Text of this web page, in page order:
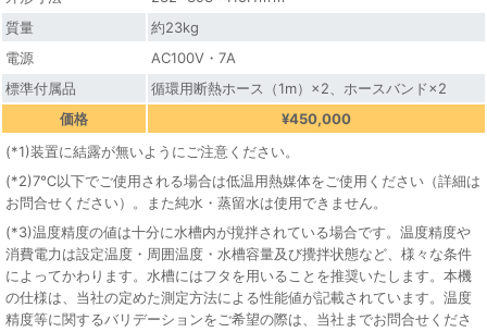
質量
約23kg
電源
AC100V・7A
標準付属品
循環用断熱ホース（1m）×2、ホースバンド×2
価格
¥450,000
(*1)装置に結露が無いようにご注意ください。
(*2)7℃以下でご使用される場合は低温用熱媒体をご使用ください（詳細は
お問合せください）。また純水・蒸留水は使用できません。
(*3)温度精度の値は十分に水槽内が撹拌されている場合です。温度精度や
消費電力は設定温度・周囲温度・水槽容量及び攪拌状態など、様々な条件
によってかわります。水槽にはフタを用いることを推奨いたします。本機
の仕様は、当社の定めた測定方法による性能値が記載されています。温度
精度等に関するバリデーションをご希望の際は、当社までお問合せくださ